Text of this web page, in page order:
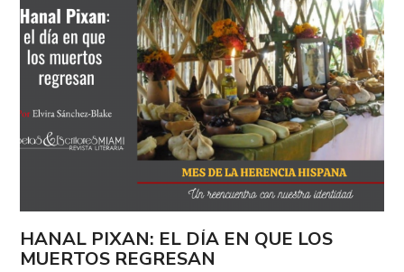
HANAL PIXAN: EL DÍA EN QUE LOS
MUERTOS REGRESAN